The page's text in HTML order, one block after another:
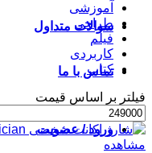
سوالات متداول
تماس با ما
ورود / عضویت
آموزشی
طراحی
فیلم
کاربردی
کتاب
فیلتر بر اساس قیمت
حداقل
قیمت
مشاهده